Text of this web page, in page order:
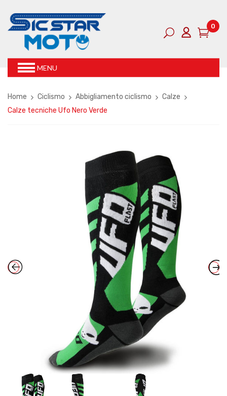
0
MENU
Home Ciclismo Abbigliamento ciclismo
Calze
Calze tecniche Ufo Nero Verde